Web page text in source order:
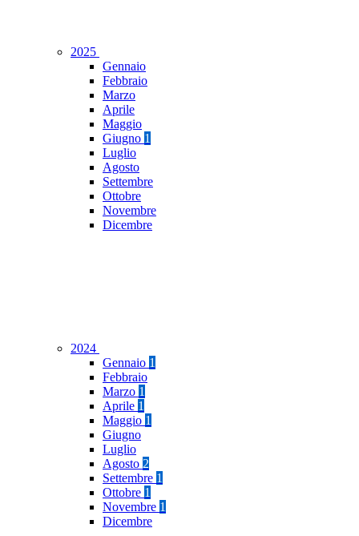
2025
Gennaio
Febbraio
Marzo
Aprile
Maggio
Giugno 1
Luglio
Agosto
Settembre
Ottobre
Novembre
Dicembre
2024
Gennaio 1
Febbraio
Marzo 1
Aprile 1
Maggio 1
Giugno
Luglio
Agosto 2
Settembre 1
Ottobre 1
Novembre 1
Dicembre